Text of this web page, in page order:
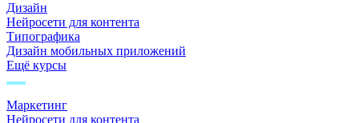
Дизайн
Нейросети для контента
Типографика
Дизайн мобильных приложений
Ещё курсы
Маркетинг
Нейросети для контента